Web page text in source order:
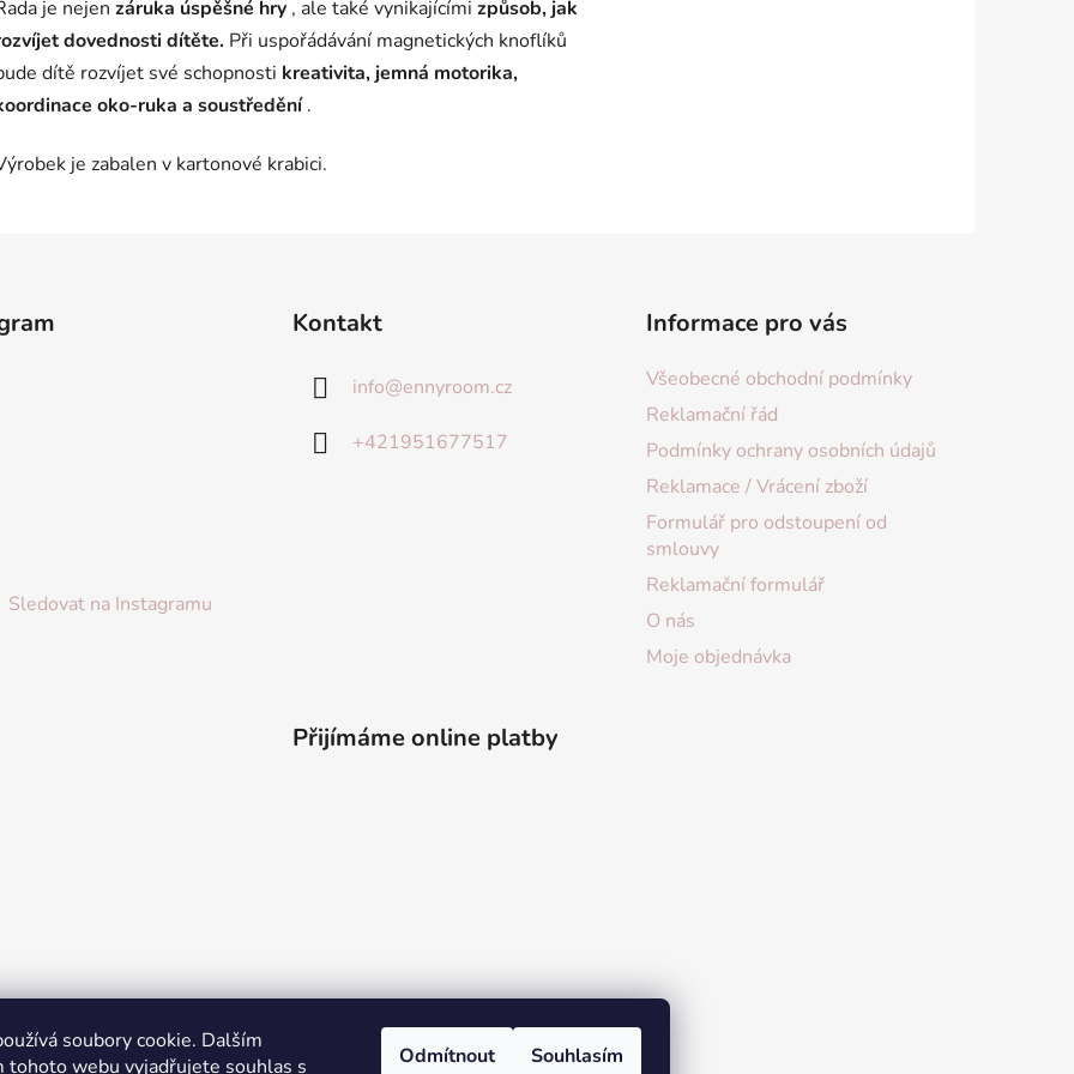
soubory cookie. Dalším
tohoto webu vyjadřujete souhlas s
Odmítnout Souhlasím
je nejen záruka úspěšné hry , ale také vynikajícími způsob, jak
dovednosti dítěte. Při uspořádávání magnetických knoflíků
dítě rozvíjet své schopnosti kreativita, jemná motorika,
oko-ruka a soustředění.
je zabalen v kartonové krabici.
Sledovat na Instagramu
Kontakt
info@ennyroom.cz
+421951677517
Informace pro vás
Všeobecné obchodní podmínky
Reklamační řád
Podmínky ochrany osobních údajů
Reklamace / Vrácení zboží
Formulář pro odstoupení od
smlouvy
Reklamační formulář
O nás
Moje objednávka
Přijímáme online platby